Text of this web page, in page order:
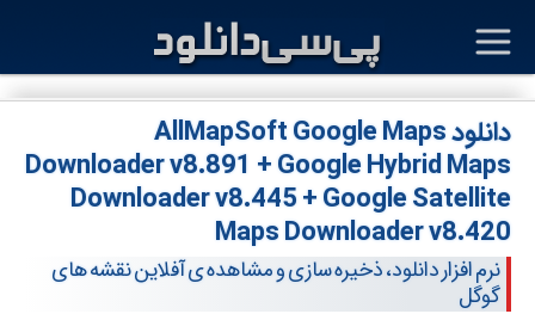
دانلود AllMapSoft Google Maps
Downloader v8.891 + Google Hybrid Maps
Downloader v8.445 + Google Satellite
Maps Downloader v8.420
نرم افزار دانلود، ذخیره سازی و مشاهده ی آفلاین نقشه های
گوگل